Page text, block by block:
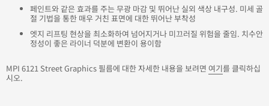
페인트와 같은 효과를 주는 무광 마감 및 뛰어난 실외 색상 내구성. 미세 골
절 기법을 통한 매우 거친 표면에 대한 뛰어난 부착성
엣지 리프팅 현상을 최소화하여 넘어지거나 미끄러질 위험을 줄임. 치수안
정성이 좋은 라이너 덕분에 변환이 용이함
MPI 6121 Street Graphics 필름에 대한 자세한 내용을 보려면 여기를 클릭하십
시오.